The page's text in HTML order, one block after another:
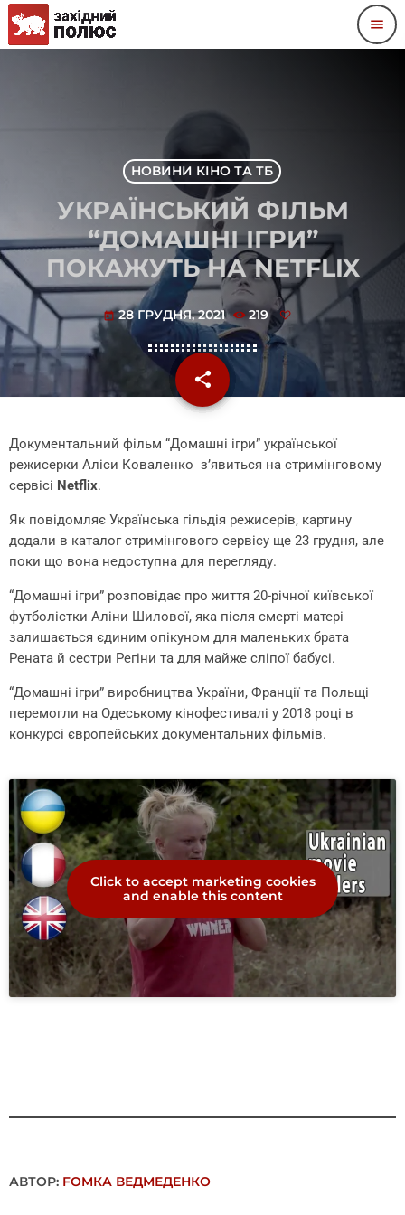
menu
НОВИНИ КІНО ТА ТБ
УКРАЇНСЬКИЙ ФІЛЬМ
“ДОМАШНІ ІГРИ”
ПОКАЖУТЬ НА NETFLIX
today 28 ГРУДНЯ, 2021 219
share
email
Документальний фільм “Домашні ігри” української
режисерки Аліси Коваленко зʼявиться на стримінговому
сервісі Netflix.
Як повідомляє Українська гільдія режисерів, картину
додали в каталог стримінгового сервісу ще 23 грудня, але
поки що вона недоступна для перегляду.
“Домашні ігри” розповідає про життя 20-річної київської
футболістки Аліни Шилової, яка після смерті матері
залишається єдиним опікуном для маленьких брата
Рената й сестри Регіни та для майже сліпої бабусі.
“Домашні ігри” виробництва України, Франції та Польщі
перемогли на Одеському кінофестивалі у 2018 році в
конкурсі європейських документальних фільмів.
Click to accept marketing cookies
and enable this content
АВТОР: FОMКА ВЕДМЕДЕНКО